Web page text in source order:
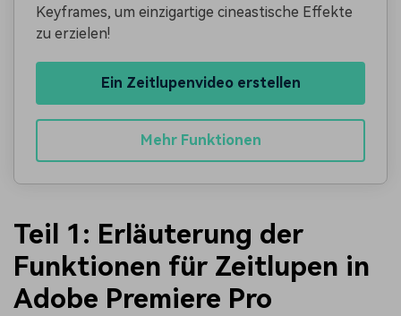
Keyframes, um einzigartige cineastische Effekte
zu erzielen!
Ein Zeitlupenvideo erstellen
Mehr Funktionen
Teil 1: Erläuterung der
Funktionen für Zeitlupen in
Adobe Premiere Pro